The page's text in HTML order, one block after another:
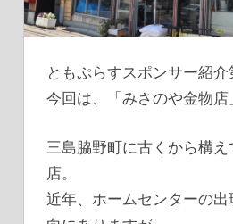
ともぷらすスポンサー紹介
今回は、「みさのや金物店
三島脇野町に古くから構
店。
近年、ホームセンターの